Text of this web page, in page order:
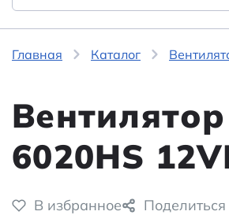
Главная Каталог
6020HS
В избранное Поделиться